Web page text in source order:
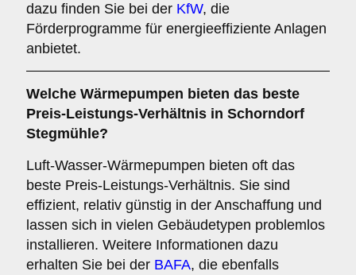
dazu finden Sie bei der KfW, die
Förderprogramme für energieeffiziente Anlagen
anbietet.
Welche Wärmepumpen bieten das beste
Preis-Leistungs-Verhältnis in Schorndorf
Stegmühle?
Luft-Wasser-Wärmepumpen bieten oft das
beste Preis-Leistungs-Verhältnis. Sie sind
effizient, relativ günstig in der Anschaffung und
lassen sich in vielen Gebäudetypen problemlos
installieren. Weitere Informationen dazu
erhalten Sie bei der BAFA, die ebenfalls